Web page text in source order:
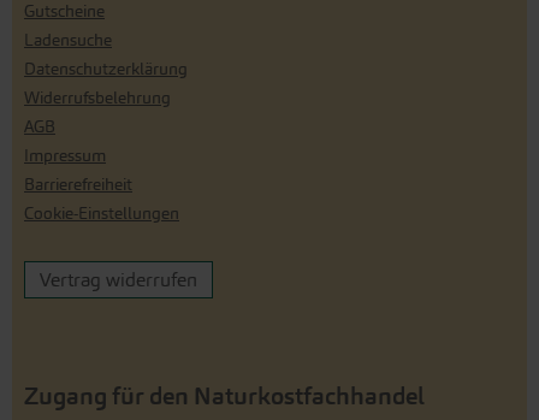
Gutscheine
Ladensuche
Datenschutzerklärung
Widerrufsbelehrung
AGB
Impressum
Barrierefreiheit
Cookie-Einstellungen
Vertrag widerrufen
Zugang für den Naturkostfachhandel